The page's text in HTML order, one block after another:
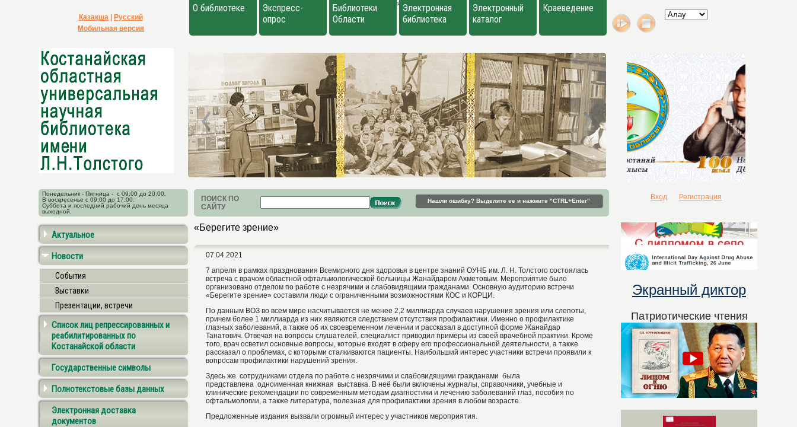
>
Қазақша
Русский
Мобильная версия
О библиотеке
Экспресс-
опрос
Библиотеки
Области
Электронная
библиотека
Электронный
каталог
Краеведение
Понедельник - Пятница - с 09:00 до 20:00.
В воскресенье с 09:00 до 17:00.
Суббота и последний рабочий день месяца
выходной.
ПОИСК ПО
САЙТУ
Нашли ошибку? Выделите ее и нажмите "CTRL+Enter" Вход Регистрация
Актуальное
Новости
События
Выставки
Презентации, встречи
Список лиц репрессированных и
реабилитированных по
Костанайской области
Государственные символы
Полнотекстовые базы данных
Электронная доставка
документов
«Берегите зрение»
07.04.2021
7 апреля в рамках празднования Всемирного дня здоровья в центре знаний ОУНБ им. Л. Н. Толстого состоялась
встреча с врачом областной офтальмологической больницы Жанайдаром Ахметовым. Мероприятие было
организовано отделом по работе с незрячими и слабовидящими гражданами. Основную аудиторию встречи
«Берегите зрение» составили люди с ограниченными возможностями КОС и КОРЦИ.
По данным ВОЗ во всем мире насчитывается не менее 2,2 миллиарда случаев нарушения зрения или слепоты,
причем более 1 миллиарда из них являются следствием отсутствия профилактики. Именно о профилактике
глазных заболеваний, а также об их своевременном лечении и рассказал в доступной форме Жанайдар
Танатович. Отвечая на вопросы слушателей, специалист приводил примеры из своей врачебной практики. Кроме
того, врач осветил основные вопросы, которые входят в сферу его профессиональной деятельности, а также
рассказал о проблемах, с которыми сталкиваются пациенты. Наибольший интерес участники встречи проявили к
вопросам профилактики нарушений зрения.
Здесь же сотрудниками отдела по работе с незрячими и слабовидящими гражданами была
представлена одноименная книжная выставка. В неё были включены журналы, справочники, учебные и
клинические рекомендации по современным методам диагностики и лечению заболеваний глаз, пособия по
офтальмологии, а также литература, полезная для профилактики зрения в любом возрасте.
Предложенные издания вызвали огромный интерес у участников мероприятия.
Экранный диктор
Патриотические чтения